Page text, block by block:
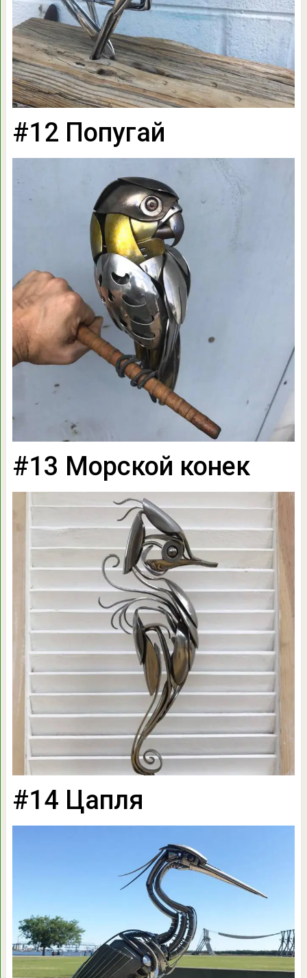
#12 Попугай
#13 Морской конек
#14 Цапля